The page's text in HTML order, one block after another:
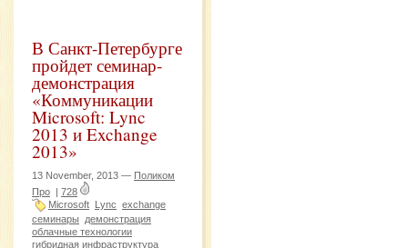
В Санкт-Петербурге
пройдет семинар-
демонстрация
«Коммуникации
Microsoft: Lync
2013 и Exchange
2013»
13 November, 2013 — Поликом
Про | 728
Microsoft Lync exchange
семинары
демонстрация
облачные технологии
гибридная инфраструктура